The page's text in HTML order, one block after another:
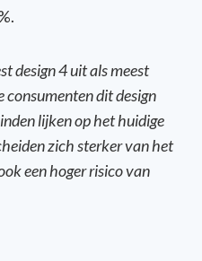
design 4uitalsmeest
consumentenditdesign
lijkenop hethuidige
zich sterkervan het
een hoger risico van